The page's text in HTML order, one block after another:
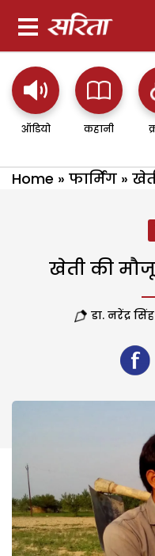
ऑडियो कहानी
Home » फार्मिंग »
खेती की
डा. नरेंद्र सिंह